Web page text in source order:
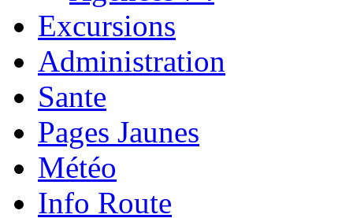
Excursions
Administration
Sante
Pages Jaunes
Météo
Info Route